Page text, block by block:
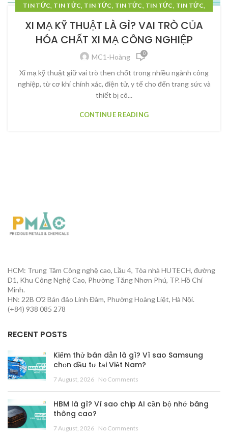
TIN TỨC, TIN TỨC, TIN TỨC, TIN TỨC, TIN TỨC, TIN TỨC,
TIN TỨC
XI MẠ KỸ THUẬT LÀ GÌ? VAI TRÒ CỦA
HÓA CHẤT XI MẠ CÔNG NGHIỆP
MC1-Hoàng 0
Xi mạ kỹ thuật giữ vai trò then chốt trong nhiều ngành công
nghiệp, từ cơ khí chính xác, điện tử, y tế cho đến trang sức và
thiết bị cô...
CONTINUE READING
HCM: Trung Tâm Công nghệ cao, Lầu 4, Tòa nhà HUTECH, đường
D1, Khu Công Nghệ Cao, Phường Tăng Nhơn Phú, TP. Hồ Chí
Minh.
HN: 22B Ơ2 Bán đảo Linh Đàm, Phường Hoàng Liệt, Hà Nội.
(+84) 938 085 278
RECENT POSTS
Kiểm thử bán dẫn là gì? Vì sao Samsung
chọn đầu tư tại Việt Nam?
7 August, 2026 No Comments
HBM là gì? Vì sao chip AI cần bộ nhớ băng
thông cao?
7 August, 2026 No Comments